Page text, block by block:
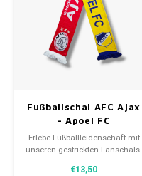
Fußballschal AFC Ajax
- Apoel FC
Erlebe Fußballleidenschaft mit
unseren gestrickten Fanschals.
€13,50